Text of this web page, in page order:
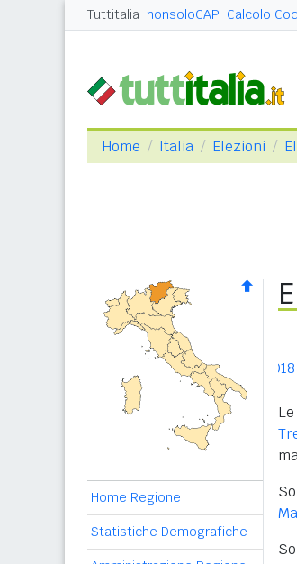
Tuttitalia nonsoloCAP Calcolo
Home Italia Elezioni
Home Regione
Statistiche Demografiche
2016 2017 2018
Le